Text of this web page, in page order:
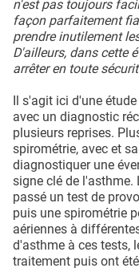
n'est pas toujours
façon parfaitement
prendre inutilement
D'ailleurs, dans cette
arrêter en toute
Il s'agit ici d'une
avec un diagnostic
plusieurs reprises.
spirométrie, avec et
diagnostiquer une
signe clé de
passé un test de
puis une spirométrie
aériennes à
d'asthme à ces tests,
traitement puis ont